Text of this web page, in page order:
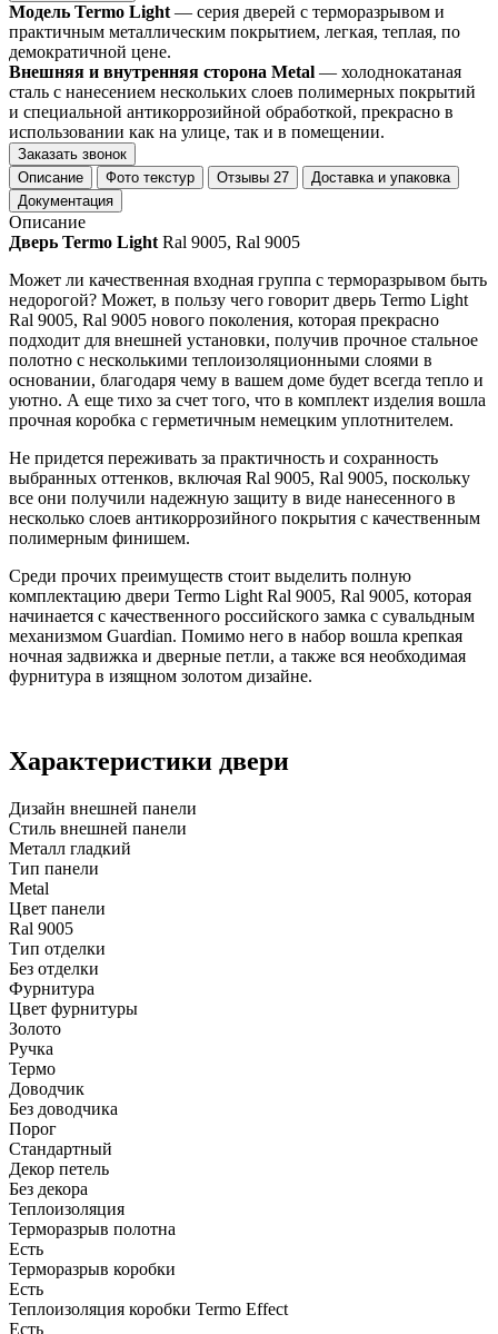
Модель Termo Light — серия дверей с терморазрывом и
практичным металлическим покрытием, легкая, теплая, по
демократичной цене.
Внешняя и внутренняя сторона Metal — холоднокатаная
сталь с нанесением нескольких слоев полимерных покрытий
и специальной антикоррозийной обработкой, прекрасно в
использовании как на улице, так и в помещении.
Заказать звонок
Описание
Фото текстур Отзывы 27
Доставка и упаковка
Документация
Описание
Дверь Termo Light Ral 9005, Ral 9005
Может ли качественная входная группа с терморазрывом быть
недорогой? Может, в пользу чего говорит дверь Termo Light
Ral 9005, Ral 9005 нового поколения, которая прекрасно
подходит для внешней установки, получив прочное стальное
полотно с несколькими теплоизоляционными слоями в
основании, благодаря чему в вашем доме будет всегда тепло и
уютно. А еще тихо за счет того, что в комплект изделия вошла
прочная коробка с герметичным немецким уплотнителем.
Не придется переживать за практичность и сохранность
выбранных оттенков, включая Ral 9005, Ral 9005, поскольку
все они получили надежную защиту в виде нанесенного в
несколько слоев антикоррозийного покрытия с качественным
полимерным финишем.
Среди прочих преимуществ стоит выделить полную
комплектацию двери Termo Light Ral 9005, Ral 9005, которая
начинается с качественного российского замка с сувальдным
механизмом Guardian. Помимо него в набор вошла крепкая
ночная задвижка и дверные петли, а также вся необходимая
фурнитура в изящном золотом дизайне.
Характеристики двери
Дизайн внешней панели
Стиль внешней панели
Металл гладкий
Тип панели
Metal
Цвет панели
Ral 9005
Тип отделки
Без отделки
Фурнитура
Цвет фурнитуры
Золото
Ручка
Термо
Доводчик
Без доводчика
Порог
Стандартный
Декор петель
Без декора
Теплоизоляция
Терморазрыв полотна
Есть
Терморазрыв коробки
Есть
Теплоизоляция коробки Termo Effect
Есть